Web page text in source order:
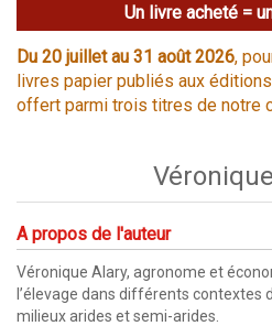
Un livre acheté =
Du 20 juillet au 31 août 2026,
livres papier publiés aux
offert parmi trois titres de notre
A propos de l'auteur
Véronique Alary, agronome et
l’élevage dans différents contextes
milieux arides et semi-arides.